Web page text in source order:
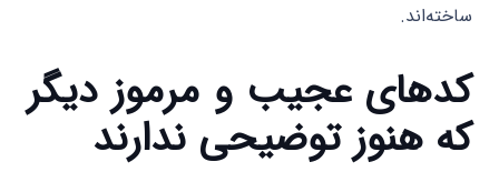
ساخته‌اند.
کدهای عجیب و مرموز دیگر
که هنوز توضیحی ندارند